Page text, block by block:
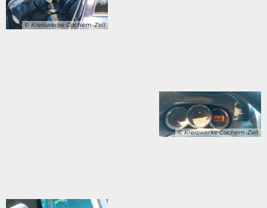
© Kreiswerke Cochem-Zell
© Kreiswerke Cochem-Zell